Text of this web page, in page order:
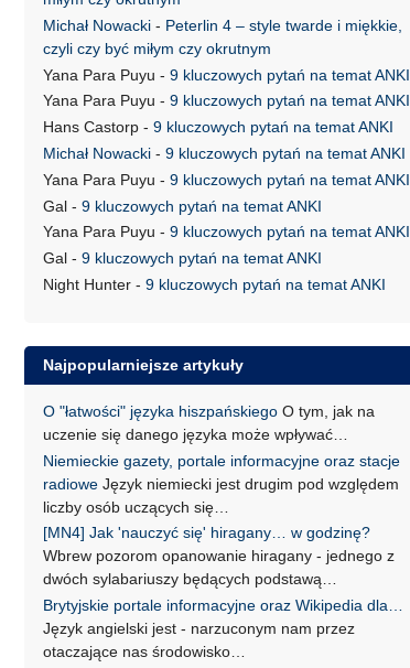
Michał Nowacki - Peterlin 4 – style twarde i miękkie,
czyli czy być miłym czy okrutnym
Yana Para Puyu -9 kluczowych pytań na temat ANKI
Yana Para Puyu -9 kluczowych pytań na temat ANKI
Hans Castorp -9 kluczowych pytań na temat ANKI
Michał Nowacki -9 kluczowych pytań na temat ANKI
Yana Para Puyu -9 kluczowych pytań na temat ANKI
Gal -9 kluczowych pytań na temat ANKI
Yana Para Puyu -9 kluczowych pytań na temat ANKI
Gal -9 kluczowych pytań na temat ANKI
Night Hunter -9 kluczowych pytań na temat ANKI
Najpopularniejsze artykuły
O "łatwości" języka hiszpańskiego O tym, jak na
uczenie się danego języka może wpływać…
Niemieckie gazety, portale informacyjne oraz stacje
radiowe Język niemiecki jest drugim pod względem
liczby osób uczących się…
[MN4] Jak 'nauczyć się' hiragany… w godzinę?
Wbrew pozorom opanowanie hiragany - jednego z
dwóch sylabariuszy będących podstawą…
Brytyjskie portale informacyjne oraz Wikipedia dla…
Język angielski jest - narzuconym nam przez
otaczające nas środowisko…